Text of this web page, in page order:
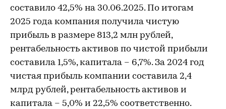
составило 42,5% на 30.06.2025. По итогам
2025 года компания получила чистую
прибыль в размере 813,2 млн рублей,
рентабельность активов по чистой прибыли
составила 1,5%, капитала – 6,7%. За 2024 год
чистая прибыль компании составила 2,4
млрд рублей, рентабельность активов и
капитала – 5,0% и 22,5% соответственно.